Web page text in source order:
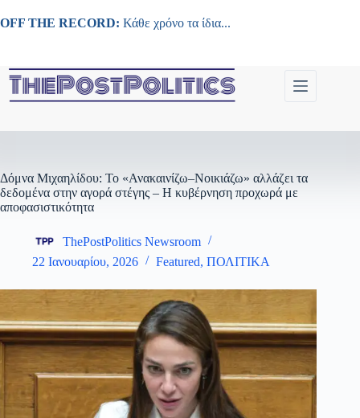
στο
OFF THE RECORD: Κάθε χρόνο τα ίδια...
Δόμνα Μιχαηλίδου: Το «Ανακαινίζω–Νοικιάζω» αλλάζει τα
δεδομένα στην αγορά στέγης – Η κυβέρνηση προχωρά με
αποφασιστικότητα
ThePostPolitics Newsroom
22 Ιανουαρίου, 2026
Featured, ΠΟΛΙΤΙΚΑ